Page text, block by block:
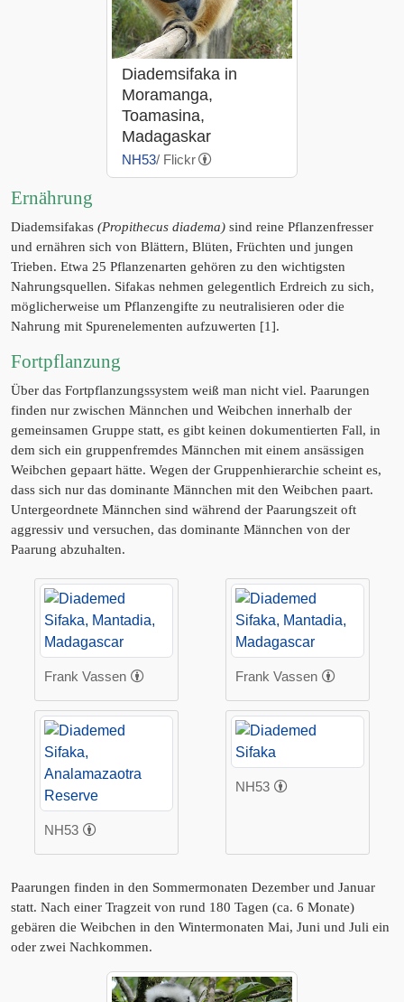
Diademsifaka in
Moramanga,
Toamasina,
Madagaskar
NH53/ Flickr
Ernährung
Diademsifakas (Propithecus diadema) sind reine Pflanzenfresser
und ernähren sich von Blättern, Blüten, Früchten und jungen
Trieben. Etwa 25 Pflanzenarten gehören zu den wichtigsten
Nahrungsquellen. Sifakas nehmen gelegentlich Erdreich zu sich,
möglicherweise um Pflanzengifte zu neutralisieren oder die
Nahrung mit Spurenelementen aufzuwerten [1].
Fortpflanzung
Über das Fortpflanzungssystem weiß man nicht viel. Paarungen
finden nur zwischen Männchen und Weibchen innerhalb der
gemeinsamen Gruppe statt, es gibt keinen dokumentierten Fall, in
dem sich ein gruppenfremdes Männchen mit einem ansässigen
Weibchen gepaart hätte. Wegen der Gruppenhierarchie scheint es,
dass sich nur das dominante Männchen mit den Weibchen paart.
Untergeordnete Männchen sind während der Paarungszeit oft
aggressiv und versuchen, das dominante Männchen von der
Paarung abzuhalten.
Frank Vassen Frank Vassen
NH53
NH53
Paarungen finden in den Sommermonaten Dezember und Januar
statt. Nach einer Tragzeit von rund 180 Tagen (ca. 6 Monate)
gebären die Weibchen in den Wintermonaten Mai, Juni und Juli ein
oder zwei Nachkommen.